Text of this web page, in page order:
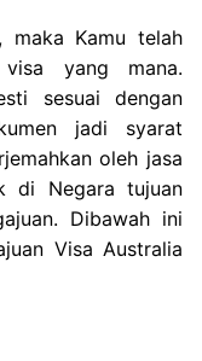
maka Kamu telah
yang mana.
sesuai dengan
jadi syarat
oleh jasa
di Negara tujuan
Dibawah ini
Visa Australia